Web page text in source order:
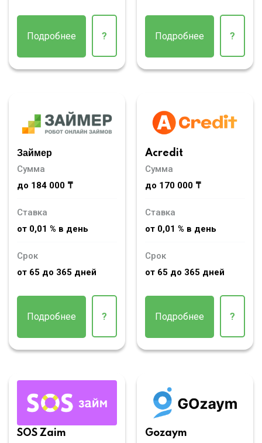
Подробнее ? Подробнее ?
Займер
Сумма
до 184 000 ₸
Ставка
от 0,01 % в день
Срок
от 65 до 365 дней
Подробнее ?
Acredit
Сумма
до 170 000 ₸
Ставка
от 0,01 % в день
Срок
от 65 до 365 дней
Подробнее ?
SOS Zaim
Gozaym